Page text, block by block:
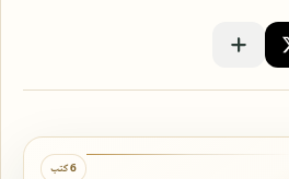
6 كتب